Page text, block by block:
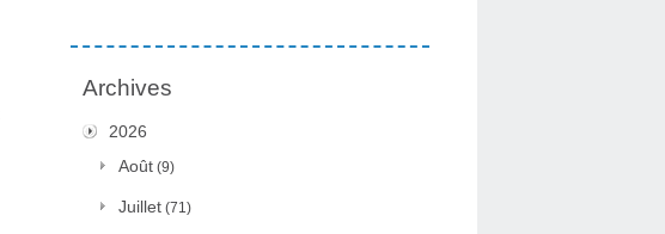
Archives
2026
Août (9)
Juillet (71)